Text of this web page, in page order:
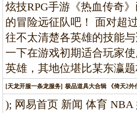
炫技RPG手游《热血传奇
的冒险远征队吧！ 面对超
往不太清楚各英雄的技能
一下在游戏初期适合玩家
英雄，其地位堪比某东瀛
[天龙开服一条龙服务] 极品道具大合辑 《倚天2外
); 网易首页 新闻 体育